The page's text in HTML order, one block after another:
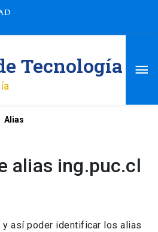
Tecnología
Alias
alias ing.puc.cl
y así poder identificar los alias